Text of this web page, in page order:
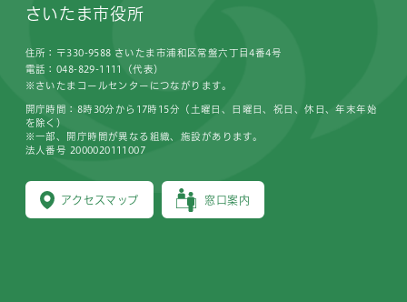
さいたま市役所
住所：〒330-9588 さいたま市浦和区常盤六丁目4番4号
電話：048-829-1111（代表）
※さいたまコールセンターにつながります。
アクセスマップ 窓口案内
開庁時間：8時30分から17時15分（土曜日、日曜日、祝日、休日、年末年始
を除く）
※一部、開庁時間が異なる組織、施設があります。
法人番号 2000020111007